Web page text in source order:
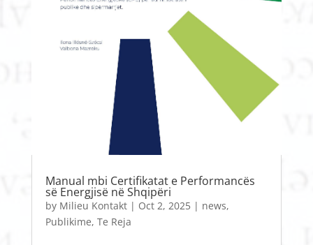
Manual mbi Certifikatat e Performancës
së Energjisë në Shqipëri
by Milieu Kontakt| Oct 2, 2025| news,
Publikime, Te Reja